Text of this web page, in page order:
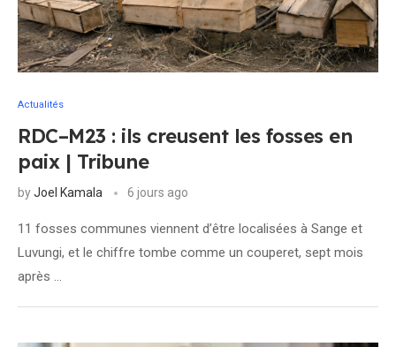
Actualités
RDC–M23 : ils creusent les fosses en
paix | Tribune
byJoel Kamala 6 jours ago
11 fosses communes viennent d’être localisées à Sange et
Luvungi, et le chiffre tombe comme un couperet, sept mois
après …